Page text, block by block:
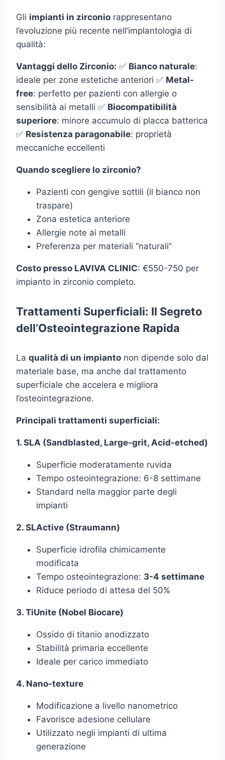
Gli impianti in zirconio rappresentano
l’evoluzione più recente nell’implantologia di
qualità:
Vantaggi dello Zirconio: ✅ Bianco naturale:
ideale per zone estetiche anteriori ✅ Metal-
free: perfetto per pazienti con allergie o
sensibilità ai metalli ✅ Biocompatibilità
superiore: minore accumulo di placca batterica
✅ Resistenza paragonabile: proprietà
meccaniche eccellenti
Quando scegliere lo zirconio?
Pazienti con gengive sottili (il bianco non
traspare)
Zona estetica anteriore
Allergie note ai metalli
Preferenza per materiali “naturali”
Costo presso LAVIVA CLINIC: €550-750 per
impianto in zirconio completo.
Trattamenti Superficiali: Il Segreto
dell’Osteointegrazione Rapida
La qualità di un impianto non dipende solo dal
materiale base, ma anche dal trattamento
superficiale che accelera e migliora
l’osteointegrazione.
Principali trattamenti superficiali:
1. SLA (Sandblasted, Large-grit, Acid-etched)
Superficie moderatamente ruvida
Tempo osteointegrazione: 6-8 settimane
Standard nella maggior parte degli
impianti
2. SLActive (Straumann)
Superficie idrofila chimicamente
modificata
Tempo osteointegrazione: 3-4 settimane
Riduce periodo di attesa del 50%
3. TiUnite (Nobel Biocare)
Ossido di titanio anodizzato
Stabilità primaria eccellente
Ideale per carico immediato
4. Nano-texture
Modificazione a livello nanometrico
Favorisce adesione cellulare
Utilizzato negli impianti di ultima
generazione